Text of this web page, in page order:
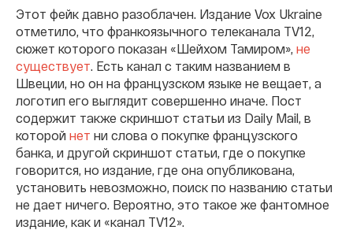
Этот фейк давно разоблачен. Издание Vox Ukraine
отметило, что франкоязычного телеканала TV12,
сюжет которого показан «Шейхом Тамиром», не
существует. Есть канал с таким названием в
Швеции, но он на французском языке не вещает, а
логотип его выглядит совершенно иначе. Пост
содержит также скриншот статьи из Daily Mail, в
которой нет ни слова о покупке французского
банка, и другой скриншот статьи, где о покупке
говорится, но издание, где она опубликована,
установить невозможно, поиск по названию статьи
не дает ничего. Вероятно, это такое же фантомное
издание, как и «канал TV12».